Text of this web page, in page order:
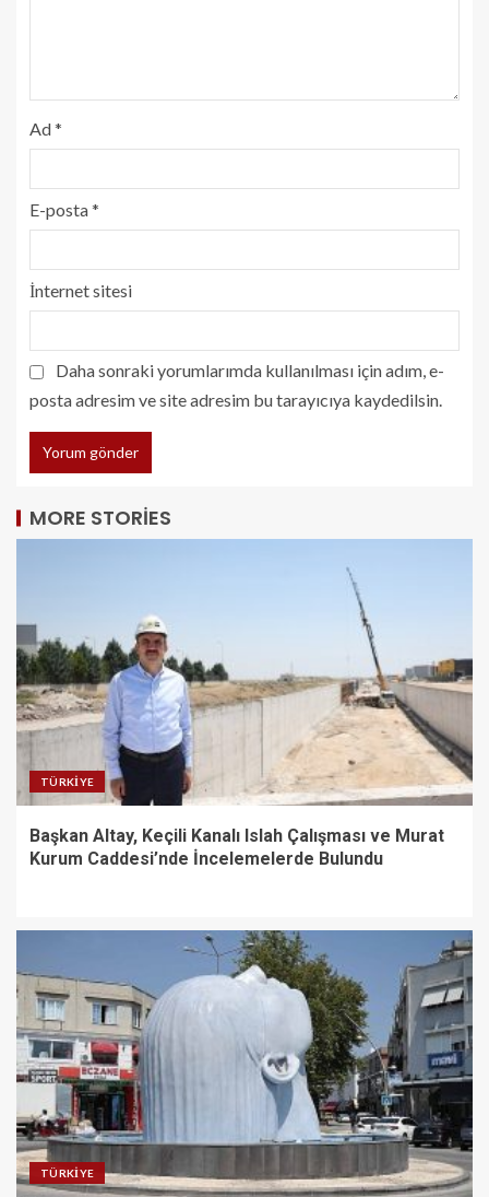
Ad*
E-posta*
İnternet sitesi
Daha sonraki yorumlarımda kullanılması için adım, e-
posta adresim ve site adresim bu tarayıcıya kaydedilsin.
MORE STORIES
TÜRKIYE
Başkan Altay, Keçili Kanalı Islah Çalışması ve Murat
Kurum Caddesi’nde İncelemelerde Bulundu
TÜRKIYE